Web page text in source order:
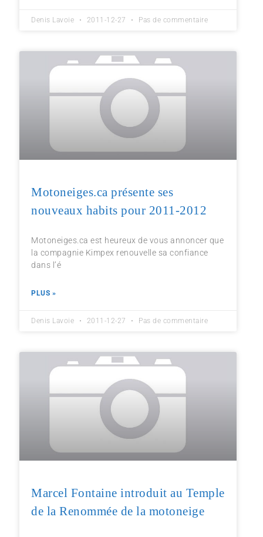
Denis Lavoie 2011-12-27 Pas de commentaire
Motoneiges.ca présente ses
nouveaux habits pour 2011-2012
Motoneiges.ca est heureux de vous annoncer que
la compagnie Kimpex renouvelle sa confiance
dans l’é
PLUS »
Denis Lavoie 2011-12-27 Pas de commentaire
Marcel Fontaine introduit au Temple
de la Renommée de la motoneige